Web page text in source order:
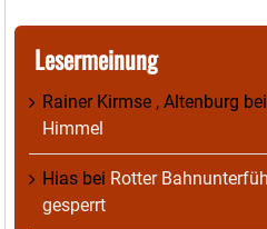
Lesermeinung
Rainer Kirmse , Altenburg bei
Himmel
Hias bei Rotter
gesperrt